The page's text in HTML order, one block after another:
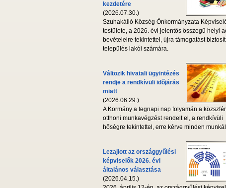
kezdetére
(2026.07.30.)
Szuhakálló Község Önkormányzata
testülete, a 2026. évi jelentős összegű helyi
bevételeire tekintettel, újra támogatást
település lakói számára.
Változik hivatali ügyintézés
rendje a rendkívüli időjárás
miatt
(2026.06.29.)
A Kormány a tegnapi nap folyamán a
otthoni munkavégzést rendelt el, a rendkívüli
hőségre tekintettel, erre kérve minden
Lezajlott az országgyűlési
képviselők 2026. évi
általános választása
(2026.04.15.)